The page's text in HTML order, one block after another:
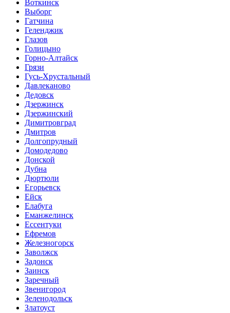
Воткинск
Выборг
Гатчина
Геленджик
Глазов
Голицыно
Горно-Алтайск
Грязи
Гусь-Хрустальный
Давлеканово
Дедовск
Дзержинск
Дзержинский
Димитровград
Дмитров
Долгопрудный
Домодедово
Донской
Дубна
Дюртюли
Егорьевск
Ейск
Елабуга
Еманжелинск
Ессентуки
Ефремов
Железногорск
Заволжск
Задонск
Заинск
Заречный
Звенигород
Зеленодольск
Златоуст